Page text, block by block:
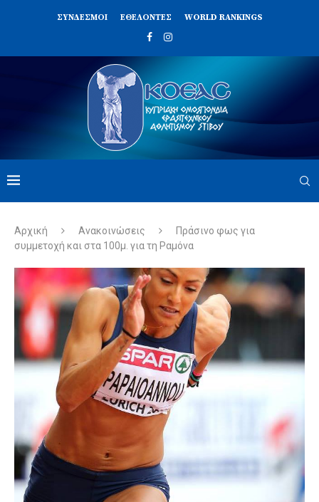
ΣΥΝΔΈΣΜΟΙ ΕΘΕΛΟΝΤΈΣ WORLD RANKINGS
Αρχική Ανακοινώσεις
Πράσινο φως για
συμμετοχή και στα 100μ. για τη Ραμόνα